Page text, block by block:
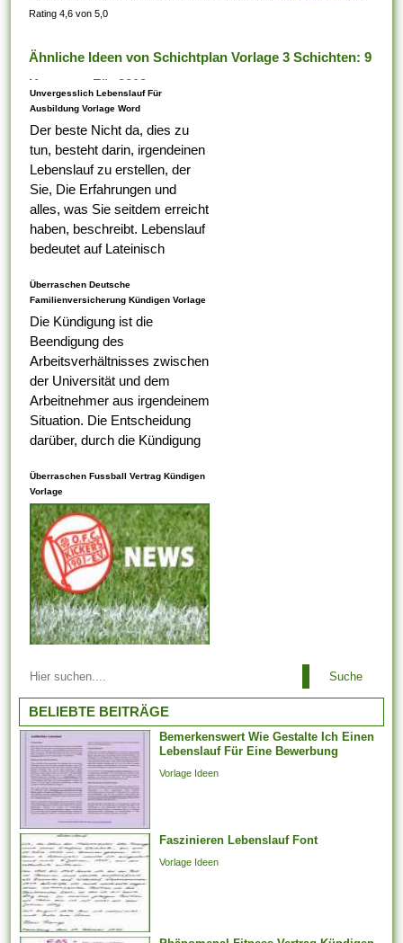
Rating 4,6 von 5,0
Ähnliche Ideen von Schichtplan Vorlage 3 Schichten: 9
Konzepte Für 2019
Unvergesslich Lebenslauf Für
Ausbildung Vorlage Word
Der beste Nicht da, dies zu
tun, besteht darin, irgendeinen
Lebenslauf zu erstellen, der
Sie, Die Erfahrungen und
alles, was Sie seitdem erreicht
haben, beschreibt. Lebenslauf
bedeutet auf Lateinisch
Tabelle darauf ist,...
Überraschen Deutsche
Familienversicherung Kündigen Vorlage
Die Kündigung ist die
Beendigung des
Arbeitsverhältnisses zwischen
der Universität und dem
Arbeitnehmer aus irgendeinem
Situation. Die Entscheidung
darüber, durch die Kündigung
ungerecht ist , alternativ nicht,
liegt bei dem
Arbeitsaufsichtsbeamten oder
vom Ermessen des...
Überraschen Fussball Vertrag Kündigen
Vorlage
Arbeitgeber ist es es
untersagt, irgendeinen
Arbeitnehmer zu entlassen,
der aufgrund der Teilnahme an
Arbeitstreffen und der Layout
von Arbeitsforderungen
darüber hinaus -
verhandlungen, deren
Jahresabschluss noch
aussteht, bei weitem nicht
weiter arbeiten
möglicherweise. Er kann...
Suche
BELIEBTE BEITRÄGE
Bemerkenswert Wie Gestalte Ich Einen
Lebenslauf Für Eine Bewerbung
Vorlage Ideen
Faszinieren Lebenslauf Font
Vorlage Ideen